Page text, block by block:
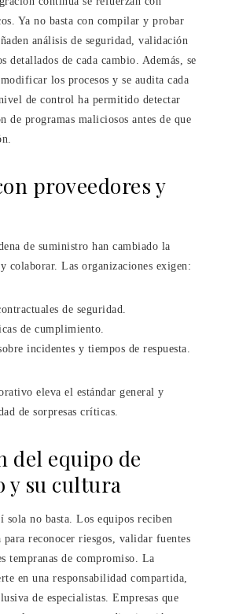
Ya no basta con compilar y probar
análisis de seguridad, validación
detallados de cada cambio. Además, se
los procesos y se audita cada
de control ha permitido detectar
de programas maliciosos antes de que
proveedores y
de suministro han cambiado la
colaborar. Las organizaciones exigen:
de seguridad.
de cumplimiento.
incidentes y tiempos de respuesta.
eleva el estándar general y
de sorpresas críticas.
del equipo de
y su cultura
sola no basta. Los equipos reciben
reconocer riesgos, validar fuentes
tempranas de compromiso. La
en una responsabilidad compartida,
de especialistas. Empresas que